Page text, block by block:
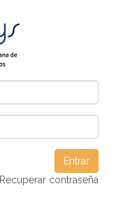
Entrar
Recuperar contraseña